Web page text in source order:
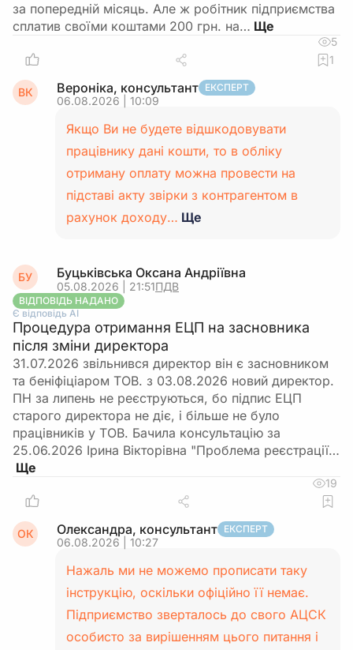
за попередній місяць. Але ж робітник підприємства
сплатив своїми коштами 200 грн. на…
5
1
ВК Вероніка, консультант ЕКСПЕРТ
06.08.2026 | 10:09
Якщо Ви не будете відшкодовувати
працівнику дані кошти, то в обліку
отриману оплату можна провести на
підставі акту звірки з контрагентом в
рахунок доходу… Ще
БУ Буцьківська Оксана Андріївна
05.08.2026 | 21:51ПДВ
ВІДПОВІДЬ НАДАНО
Є відповідь АІ
Процедура отримання ЕЦП на засновника
після зміни директора
31.07.2026 звільнився директор він є засновником
та беніфіціаром ТОВ. з 03.08.2026 новий директор.
ПН за липень не реєструються, бо підпис ЕЦП
старого директора не діє, і більше не було
працівників у ТОВ. Бачила консультацію за
25.06.2026 Ірина Вікторівна "Проблема реєстрації…
19
ОК Олександра, консультант ЕКСПЕРТ
06.08.2026 | 10:27
Нажаль ми не можемо прописати таку
інструкцію, оскільки офіційно її немає.
Підприємство зверталось до свого АЦСК
особисто за вирішенням цього питання і